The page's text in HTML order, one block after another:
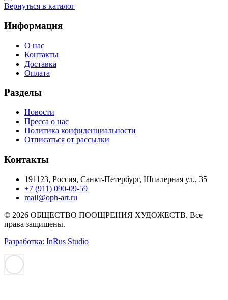
Вернуться в каталог
Информация
О нас
Контакты
Доставка
Оплата
Разделы
Новости
Пресса о нас
Политика конфиденциальности
Отписаться от рассылки
Контакты
191123, Россия, Санкт-Петербург, Шпалерная ул., 35
+7 (911) 090-09-59
mail@oph-art.ru
© 2026 ОБЩЕСТВО ПООЩРЕНИЯ ХУДОЖЕСТВ. Все
права защищены.
Разработка: InRus Studio